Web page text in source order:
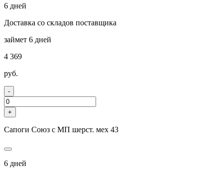
6 дней
Доставка со складов поставщика
займет 6 дней
4 369
руб.
-
+
Сапоги Союз с МП шерст. мех 43
6 дней